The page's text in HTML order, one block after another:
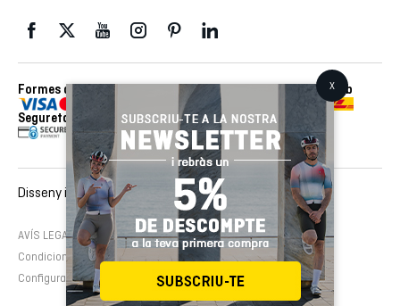
Formes de pagament
Enviaments realitzats amb
Seguretat
AVÍS LEGAL Política de cookies
Política de privacitat
Condicions de contractació
Configura cookies
Disseny i desenvolupament web :EMFASI